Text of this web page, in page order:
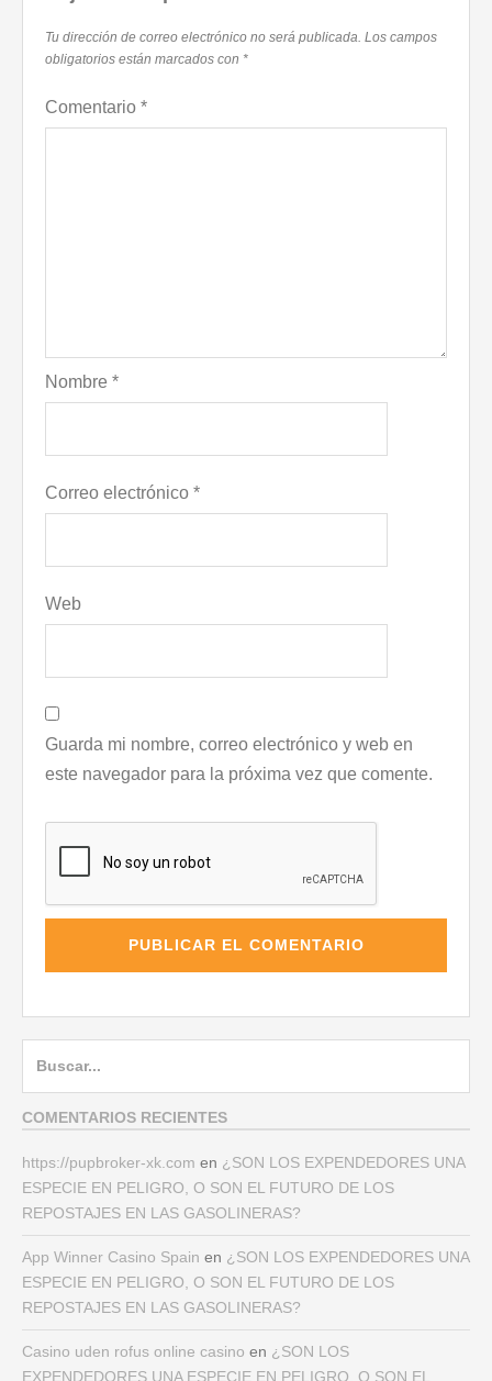
Tu dirección de correo electrónico no será publicada. Los campos
obligatorios están marcados con *
Comentario *
Nombre *
Correo electrónico *
Web
Guarda mi nombre, correo electrónico y web en
este navegador para la próxima vez que comente.
COMENTARIOS RECIENTES
https://pupbroker-xk.com en ¿SON LOS EXPENDEDORES UNA
ESPECIE EN PELIGRO, O SON EL FUTURO DE LOS
REPOSTAJES EN LAS GASOLINERAS?
App Winner Casino Spain en ¿SON LOS EXPENDEDORES UNA
ESPECIE EN PELIGRO, O SON EL FUTURO DE LOS
REPOSTAJES EN LAS GASOLINERAS?
Casino uden rofus online casino en ¿SON LOS
EXPENDEDORES UNA ESPECIE EN PELIGRO, O SON EL